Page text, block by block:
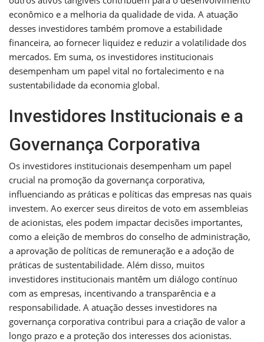
econômico e a melhoria da qualidade de vida. A atuação
desses investidores também promove a estabilidade
financeira, ao fornecer liquidez e reduzir a volatilidade dos
mercados. Em suma, os investidores institucionais
desempenham um papel vital no fortalecimento e na
sustentabilidade da economia global.
Investidores Institucionais e a
Governança Corporativa
Os investidores institucionais desempenham um papel
crucial na promoção da governança corporativa,
influenciando as práticas e políticas das empresas nas quais
investem. Ao exercer seus direitos de voto em assembleias
de acionistas, eles podem impactar decisões importantes,
como a eleição de membros do conselho de administração,
a aprovação de políticas de remuneração e a adoção de
práticas de sustentabilidade. Além disso, muitos
investidores institucionais mantêm um diálogo contínuo
com as empresas, incentivando a transparência e a
responsabilidade. A atuação desses investidores na
governança corporativa contribui para a criação de valor a
longo prazo e a proteção dos interesses dos acionistas.